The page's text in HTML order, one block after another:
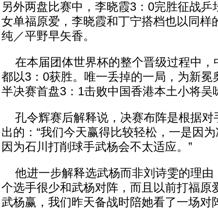
另外两盘比赛中，李晓霞3：0完胜征战乒
女单福原爱，李晓霞和丁宁搭档也以同样
纯／平野早矢香。
在本届团体世界杯的整个晋级过程中，
都以3：0获胜。唯一丢掉的一局，为新冕
半决赛首盘3：1击败中国香港本土小将吴
孔令辉赛后解释说，决赛布阵是根据对
出的：“我们今天赢得比较轻松，一是因
因为石川打削球手武杨会不太适应。”
他进一步解释选武杨而非刘诗雯的理由
个选手很少和武杨对阵，而且以前打福原
武杨赢，我们昨天备战时陪她看了一场对